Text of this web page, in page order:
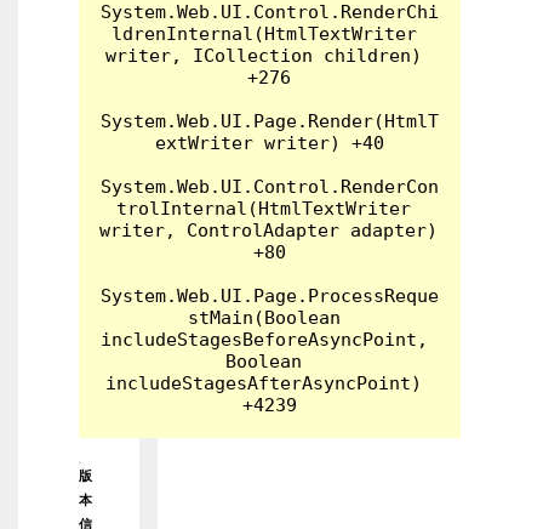
System.Web.UI.Control.RenderChi
ldrenInternal(HtmlTextWriter
writer, ICollection children)
+276
System.Web.UI.Page.Render(HtmlT
extWriter writer) +40
System.Web.UI.Control.RenderCon
trolInternal(HtmlTextWriter
writer, ControlAdapter adapter)
+80
System.Web.UI.Page.ProcessReque
stMain(Boolean
includeStagesBeforeAsyncPoint,
Boolean
includeStagesAfterAsyncPoint)
版
本
信